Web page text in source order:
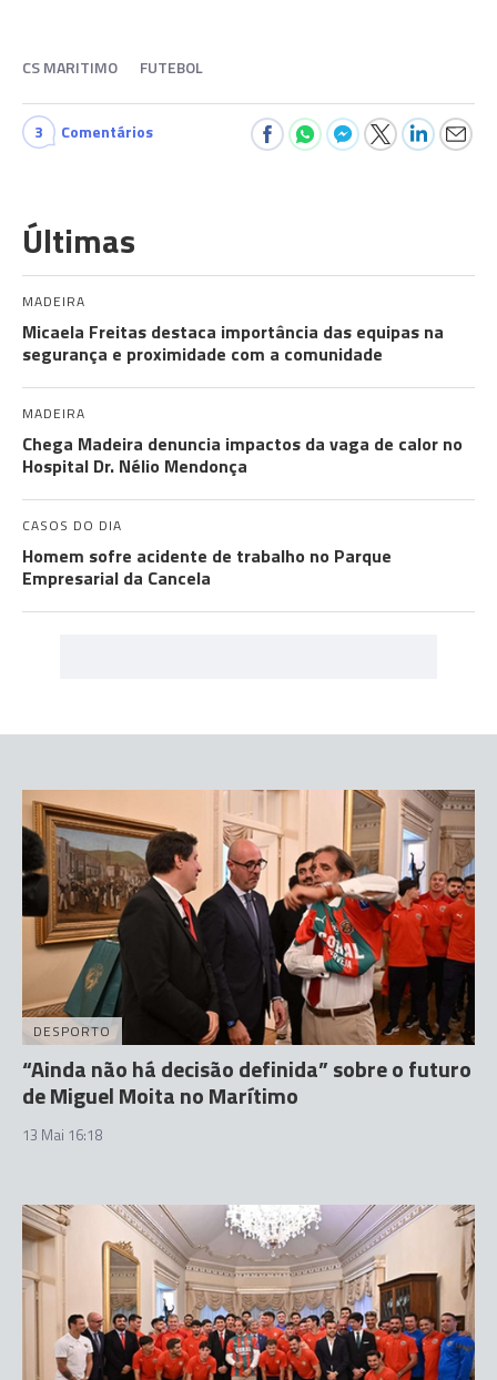
CS MARITIMO FUTEBOL
3 Comentários
Últimas
MADEIRA
Micaela Freitas destaca importância das equipas na
segurança e proximidade com a comunidade
MADEIRA
Chega Madeira denuncia impactos da vaga de calor no
Hospital Dr. Nélio Mendonça
CASOS DO DIA
Homem sofre acidente de trabalho no Parque
Empresarial da Cancela
DESPORTO
“Ainda não há decisão definida” sobre o futuro
de Miguel Moita no Marítimo
13 Mai 16:18